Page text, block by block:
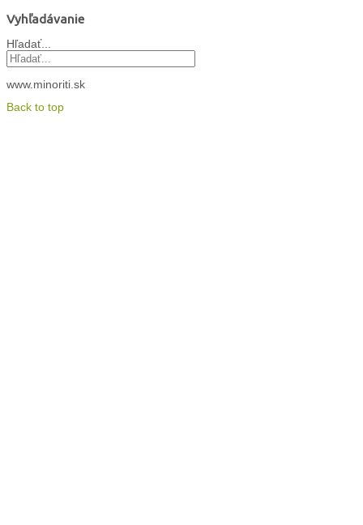
Vyhľadávanie
Hľadať...
www.minoriti.sk
Back to top